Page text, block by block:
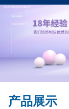
产品展示